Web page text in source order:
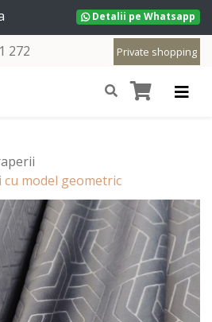
Detalii pe Whatsapp
Private shopping
272
model geometric